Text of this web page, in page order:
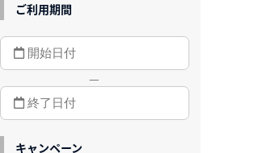
ご利用期間
—
キャンペーン